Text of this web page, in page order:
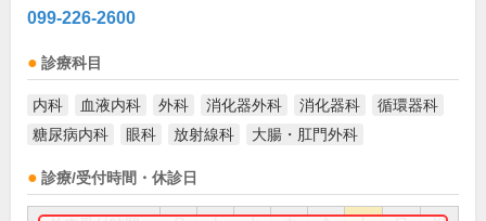
099-226-2600
診療科目
内科 血液内科 外科 消化器外科 消化器科
循環器科
糖尿病内科
眼科 放射線科 大腸・肛門外科
診療/受付時間・休診日